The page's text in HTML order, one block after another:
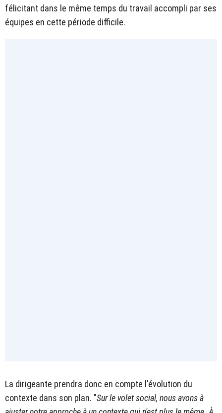
félicitant dans le même temps du travail accompli par ses
équipes en cette période difficile.
La dirigeante prendra donc en compte l'évolution du
contexte dans son plan. "Sur le volet social, nous avons à